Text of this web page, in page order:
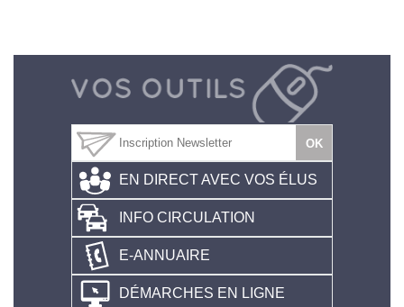
EN DIRECT AVEC VOS ÉLUS
INFO CIRCULATION
E-ANNUAIRE
DÉMARCHES EN LIGNE